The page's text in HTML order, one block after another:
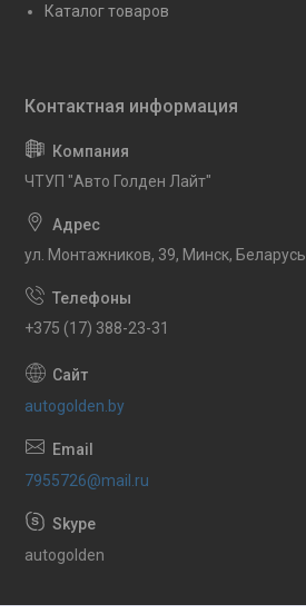
Каталог товаров
ЧТУП "Авто Голден Лайт"
ул. Монтажников, 39, Минск, Беларусь
+375 (17) 388-23-31
autogolden.by
7955726@mail.ru
autogolden